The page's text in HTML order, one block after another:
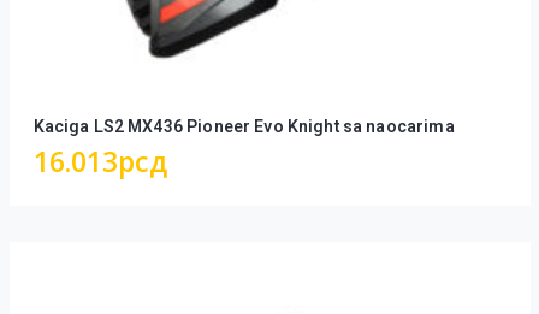
Kaciga LS2 MX436 Pioneer Evo Knight sa naocarima
16.013рсд